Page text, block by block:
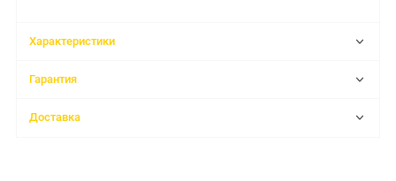
Характеристики
Гарантия
Доставка